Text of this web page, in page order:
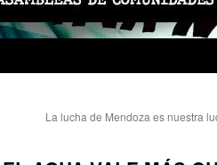
La lucha de Mendoza es nuestra